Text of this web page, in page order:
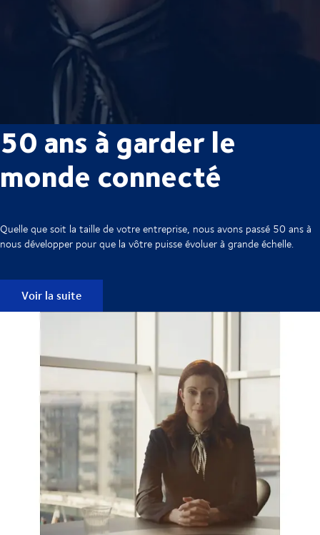
50 ans à garder le
monde connecté
Quelle que soit la taille de votre entreprise, nous avons passé 50 ans à
nous développer pour que la vôtre puisse évoluer à grande échelle.
Voir la suite